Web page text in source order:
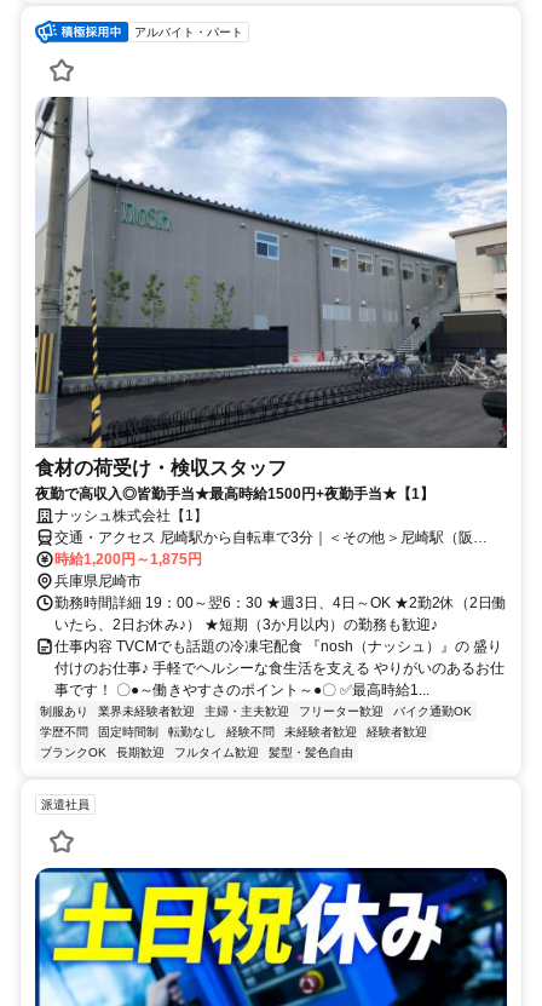
アルバイト・パート
食材の荷受け・検収スタッフ
夜勤で高収入◎皆勤手当★最高時給1500円+夜勤手当★【1】
ナッシュ株式会社【1】
交通・アクセス 尼崎駅から自転車で3分｜＜その他＞尼崎駅（阪
神）・JR塚口駅・JR立花駅からは自転車で10分
時給1,200円～1,875円
兵庫県尼崎市
勤務時間詳細 19：00～翌6：30 ★週3日、4日～OK ★2勤2休（2日働
いたら、2日お休み♪） ★短期（3か月以内）の勤務も歓迎♪
仕事内容 TVCMでも話題の冷凍宅配食 『nosh（ナッシュ）』の 盛り
付けのお仕事♪ 手軽でヘルシーな食生活を支える やりがいのあるお仕
事です！ 〇●～働きやすさのポイント～●〇 ✅️最高時給1...
制服あり 業界未経験者歓迎 主婦・主夫歓迎 フリーター歓迎
バイク通勤OK
学歴不問
固定時間制 転勤なし 経験不問 未経験者歓迎
経験者歓迎
ブランクOK
長期歓迎 フルタイム歓迎 髪型・髪色自由
派遣社員